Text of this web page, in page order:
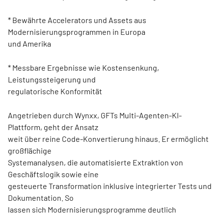
* Bewährte Accelerators und Assets aus
Modernisierungsprogrammen in Europa
und Amerika
* Messbare Ergebnisse wie Kostensenkung,
Leistungssteigerung und
regulatorische Konformität
Angetrieben durch Wynxx, GFTs Multi-Agenten-KI-
Plattform, geht der Ansatz
weit über reine Code-Konvertierung hinaus. Er ermöglicht
großflächige
Systemanalysen, die automatisierte Extraktion von
Geschäftslogik sowie eine
gesteuerte Transformation inklusive integrierter Tests und
Dokumentation. So
lassen sich Modernisierungsprogramme deutlich